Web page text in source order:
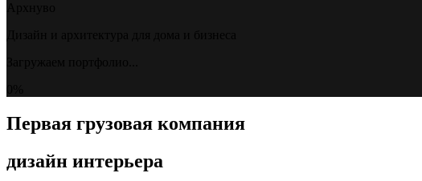
Первая грузовая компания
дизайн интерьера